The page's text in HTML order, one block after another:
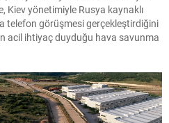
Kiev yönetimiyle Rusya kaynaklı
telefon görüşmesi gerçekleştirdiğini
acil ihtiyaç duyduğu hava savunma
vurguladı. Hava savunması